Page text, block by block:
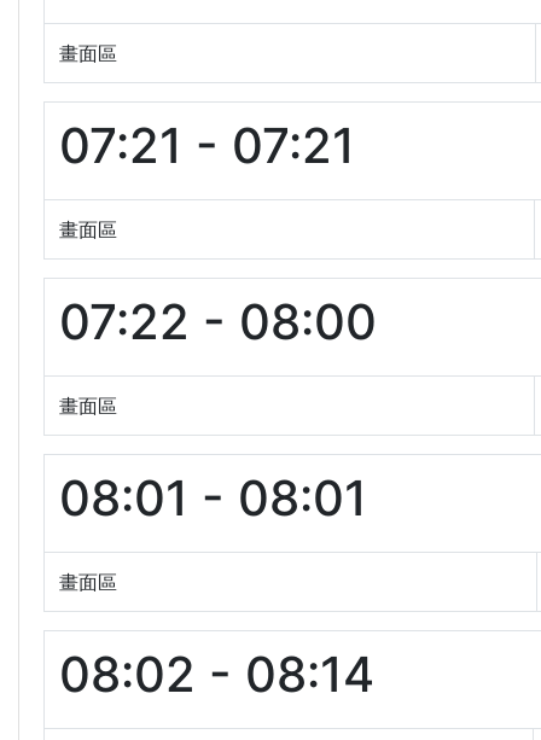
畫面區
07:21 - 07:21
畫面區
07:22 - 08:00
畫面區
08:01 - 08:01
畫面區
08:02 - 08:14